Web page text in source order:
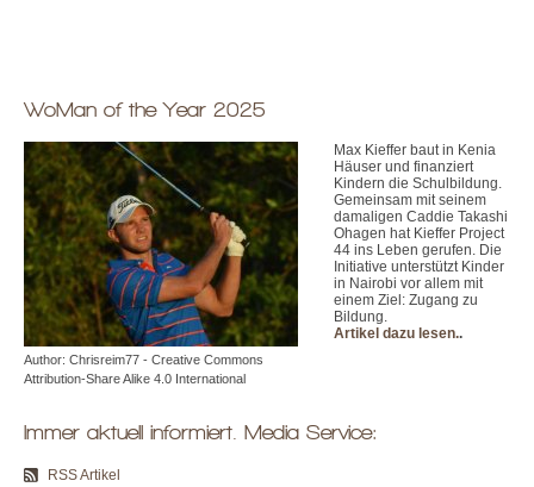
WoMan of the Year 2025
Author: Chrisreim77 - Creative Commons
Attribution-Share Alike 4.0 International
Max Kieffer baut in Kenia
Häuser und finanziert
Kindern die Schulbildung.
Gemeinsam mit seinem
damaligen Caddie Takashi
Ohagen hat Kieffer Project
44 ins Leben gerufen. Die
Initiative unterstützt Kinder
in Nairobi vor allem mit
einem Ziel: Zugang zu
Bildung.
Artikel dazu lesen..
Immer aktuell informiert. Media Service:
RSS Artikel